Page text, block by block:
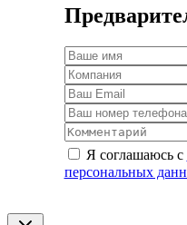
Я соглашаюсь с
персональных